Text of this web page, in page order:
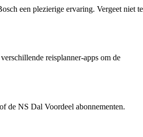
een plezierige ervaring. Vergeet niet te
reisplanner-apps om de
de NS Dal Voordeel abonnementen.